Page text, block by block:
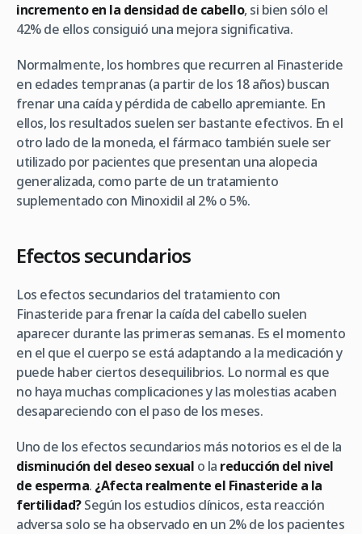
incremento en la densidad de cabello, si bien sólo el
42% de ellos consiguió una mejora significativa.
Normalmente, los hombres que recurren al Finasteride
en edades tempranas (a partir de los 18 años) buscan
frenar una caída y pérdida de cabello apremiante. En
ellos, los resultados suelen ser bastante efectivos. En el
otro lado de la moneda, el fármaco también suele ser
utilizado por pacientes que presentan una alopecia
generalizada, como parte de un tratamiento
suplementado con Minoxidil al 2% o 5%.
Efectos secundarios
Los efectos secundarios del tratamiento con
Finasteride para frenar la caída del cabello suelen
aparecer durante las primeras semanas. Es el momento
en el que el cuerpo se está adaptando a la medicación y
puede haber ciertos desequilibrios. Lo normal es que
no haya muchas complicaciones y las molestias acaben
desapareciendo con el paso de los meses.
Uno de los efectos secundarios más notorios es el de la
disminución del deseo sexual o la reducción del nivel
de esperma. ¿Afecta realmente el Finasteride a la
fertilidad?Según los estudios clínicos, esta reacción
adversa solo se ha observado en un 2% de los pacientes